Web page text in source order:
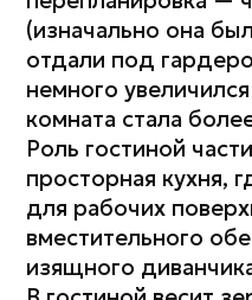
(изначально она
отдали под
немного
комната стала
Роль гостиной
просторная кухня,
для рабочих
вместительного
изящного